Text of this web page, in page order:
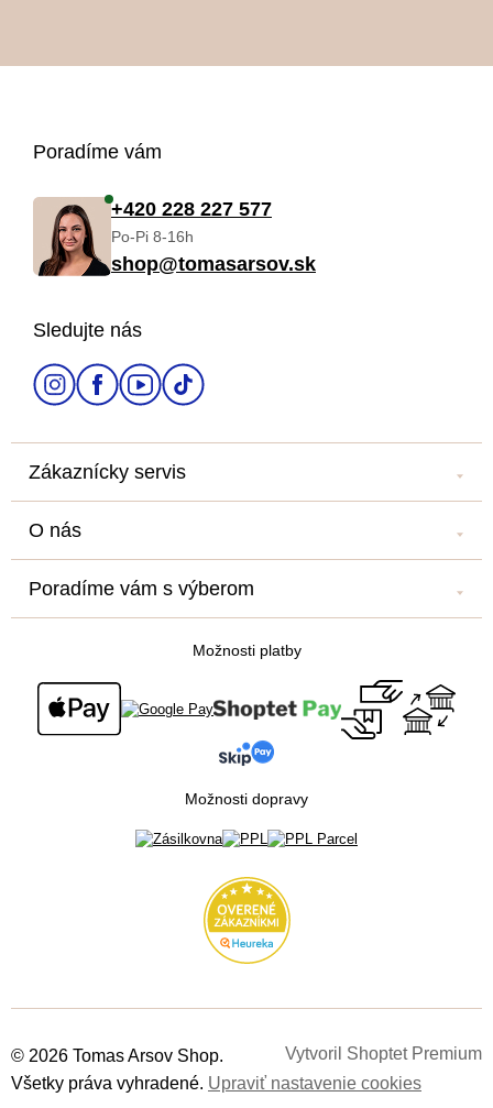
Poradíme vám
+420 228 227 577
Po-Pi 8-16h
shop@tomasarsov.sk
Sledujte nás
Zákaznícky servis
Doprava a platba
Obchodné podmienky
Podmienky ochrany osobných údajov
O nás
Poradíme vám s výberom
Možnosti platby
Možnosti dopravy
Vytvoril Shoptet Premium
© 2026 Tomas Arsov Shop.
Všetky práva vyhradené. Upraviť nastavenie cookies